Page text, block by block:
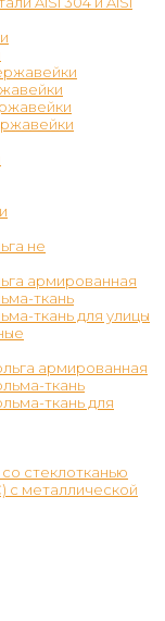
не
армированная
ткань
ткань для улицы
армированная
ткань
ткань для
стеклотканью
металлической